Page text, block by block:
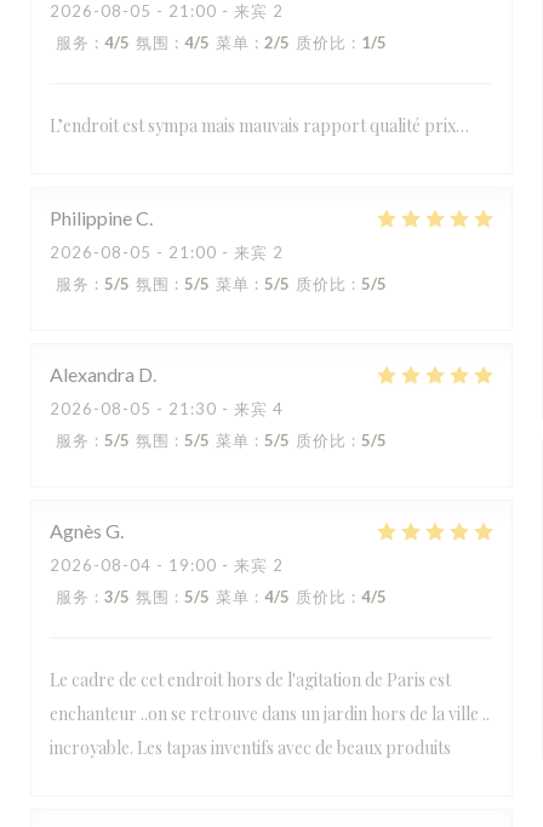
2026-08-05 - 21:00 - 来宾 2
服务 : 4/5 氛围 : 4/5 菜单 : 2/5 质价比 : 1/5
L’endroit est sympa mais mauvais rapport qualité prix…
PhilippineC
2026-08-05 - 21:00 - 来宾 2
服务 : 5/5 氛围 : 5/5 菜单 : 5/5 质价比 : 5/5
Alexandra D
2026-08-05 - 21:30 - 来宾 4
服务 : 5/5 氛围 : 5/5 菜单 : 5/5 质价比 : 5/5
Agnès G
2026-08-04 - 19:00 - 来宾 2
服务 : 3/5 氛围 : 5/5 菜单 : 4/5 质价比 : 4/5
Le cadre de cet endroit hors de l'agitation de Paris est
enchanteur ..on se retrouve dans un jardin hors de la ville ..
incroyable. Les tapas inventifs avec de beaux produits